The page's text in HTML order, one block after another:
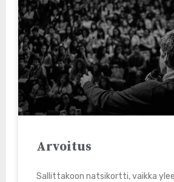
Arvoitus
Sallittakoon natsikortti, vaikka